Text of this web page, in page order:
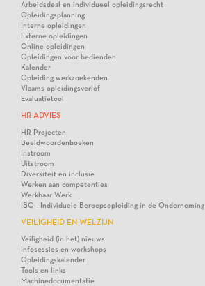
Arbeidsdeal en individueel opleidingsrecht
Opleidingsplanning
Interne opleidingen
Externe opleidingen
Online opleidingen
Opleidingen voor bedienden
Kalender
Opleiding werkzoekenden
Vlaams opleidingsverlof
Evaluatietool
HR ADVIES
HR Projecten
Beeldwoordenboeken
Instroom
Uitstroom
Diversiteit en inclusie
Werken aan competenties
Werkbaar Werk
IBO - Individuele Beroepsopleiding in de Onderneming
VEILIGHEID EN WELZIJN
Veiligheid (in het) nieuws
Infosessies en workshops
Opleidingskalender
Tools en links
Machinedocumentatie